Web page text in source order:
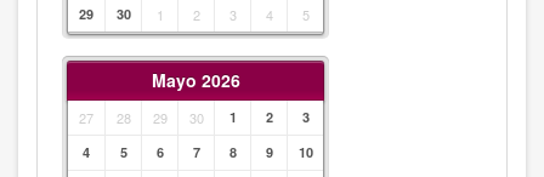
29
30 1 2 3 4 5
Mayo 2026
27 28 29 30 1 2
3
4
5 6 7 8 9
10